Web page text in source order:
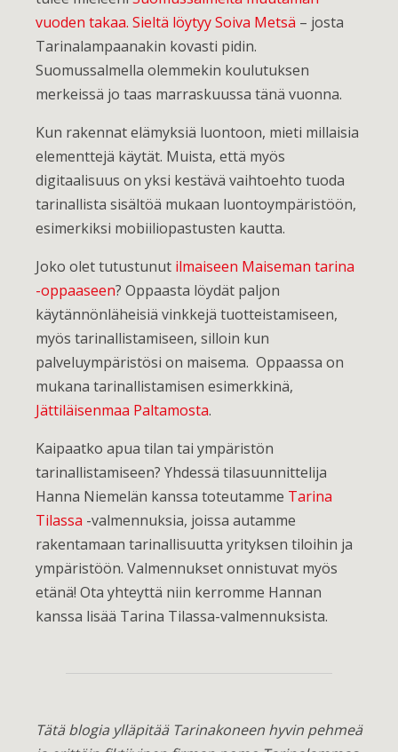
vuoden takaa. Sieltä löytyy Soiva Metsä – josta
Tarinalampaanakin kovasti pidin.
Suomussalmella olemmekin koulutuksen
merkeissä jo taas marraskuussa tänä vuonna.
Kun rakennat elämyksiä luontoon, mieti millaisia
elementtejä käytät. Muista, että myös
digitaalisuus on yksi kestävä vaihtoehto tuoda
tarinallista sisältöä mukaan luontoympäristöön,
esimerkiksi mobiiliopastusten kautta.
Joko olet tutustunut ilmaiseen Maiseman tarina
-oppaaseen? Oppaasta löydät paljon
käytännönläheisiä vinkkejä tuotteistamiseen,
myös tarinallistamiseen, silloin kun
palveluympäristösi on maisema. Oppaassa on
mukana tarinallistamisen esimerkkinä,
Jättiläisenmaa Paltamosta.
Kaipaatko apua tilan tai ympäristön
tarinallistamiseen? Yhdessä tilasuunnittelija
Hanna Niemelän kanssa toteutamme Tarina
Tilassa -valmennuksia, joissa autamme
rakentamaan tarinallisuutta yrityksen tiloihin ja
ympäristöön. Valmennukset onnistuvat myös
etänä! Ota yhteyttä niin kerromme Hannan
kanssa lisää Tarina Tilassa-valmennuksista.
Tätä blogia ylläpitää Tarinakoneen hyvin pehmeä